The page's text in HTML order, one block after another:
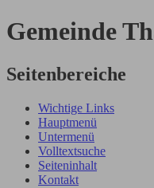
Gemeinde
Seitenbereiche
Wichtige Links
Hauptmenü
Untermenü
Volltextsuche
Seiteninhalt
Kontakt